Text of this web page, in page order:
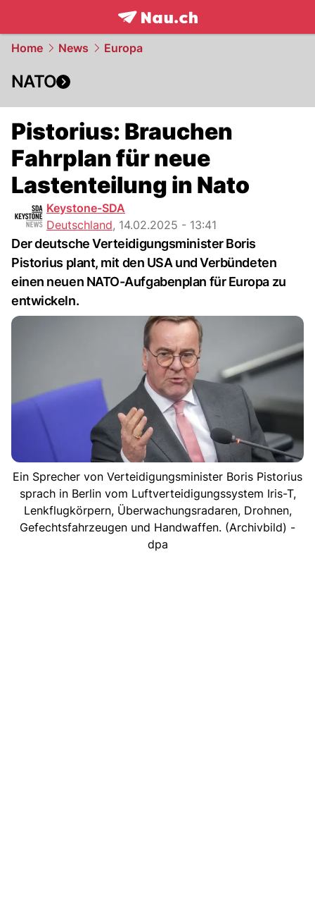
frontpage.NAU.ch
Home News Europa
NATO
Pistorius: Brauchen
Fahrplan für neue
Lastenteilung in Nato
Keystone-SDA
Deutschland, 14.02.2025 - 13:41
Der deutsche Verteidigungsminister Boris
Pistorius plant, mit den USA und Verbündeten
einen neuen NATO-Aufgabenplan für Europa zu
entwickeln.
Ein Sprecher von Verteidigungsminister Boris Pistorius
sprach in Berlin vom Luftverteidigungssystem Iris-T,
Lenkflugkörpern, Überwachungsradaren, Drohnen,
Gefechtsfahrzeugen und Handwaffen. (Archivbild) -
dpa